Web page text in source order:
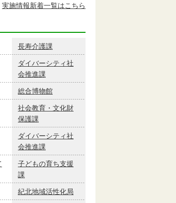
実施情報新着一覧はこちら
長寿介護課
ダイバーシティ社
会推進課
総合博物館
社会教育・文化財
保護課
ダイバーシティ社
会推進課
子どもの育ち支援
課
紀北地域活性化局